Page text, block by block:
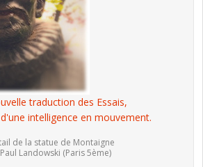
traduction des Essais,
intelligence en mouvement.
de la statue de Montaigne
Landowski (Paris 5ème)